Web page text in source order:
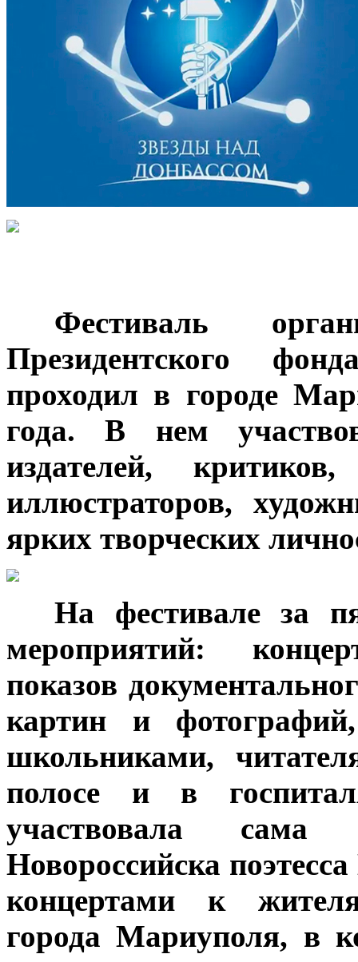
Фестиваль
Президентского
проходил в городе
года. В нем
издателей,
иллюстраторов,
ярких творческих
На фестивале за
мероприятий:
показов
картин и
школьниками,
полосе и в
участвовала сама
Новороссийска
концертами к
города Мариуполя, в